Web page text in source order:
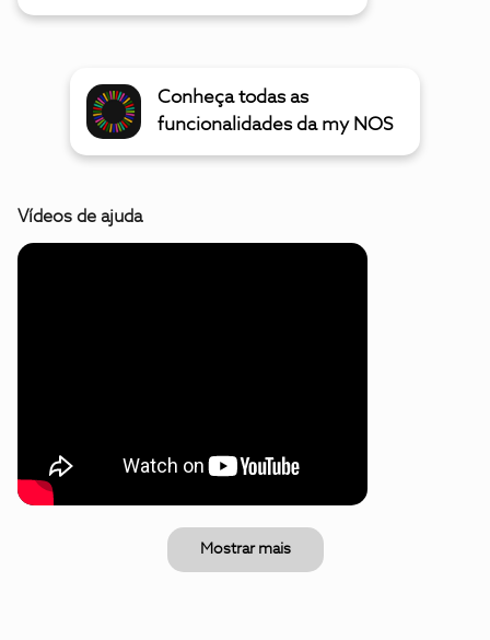
Conheça todas as
funcionalidades da my NOS
Vídeos de ajuda
Mostrar mais